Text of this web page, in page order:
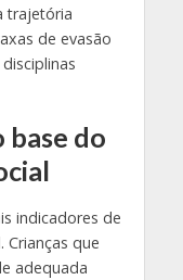
trajetória
de evasão
do
indicadores de
Crianças que
adequada